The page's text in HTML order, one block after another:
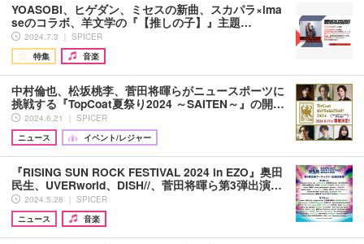
YOASOBI、ヒゲダン、ミセスの新曲、スカパラ×ima
seのコラボ、羊文学の『【推しの子】』主題…
2024.7.3 ｜ SPICER
特集
音楽
中村倫也、松坂桃李、菅田将暉らがニュースポーツに
挑戦する『TopCoat夏祭り2024 ～SAITEN～』の開…
2024.6.21 ｜ SPICER
ニュース
イベント/レジャー
『RISING SUN ROCK FESTIVAL 2024 in EZO』奥田
民生、UVERworld、DISH//、菅田将暉ら第3弾出演…
2024.5.28 ｜ SPICER
ニュース
音楽